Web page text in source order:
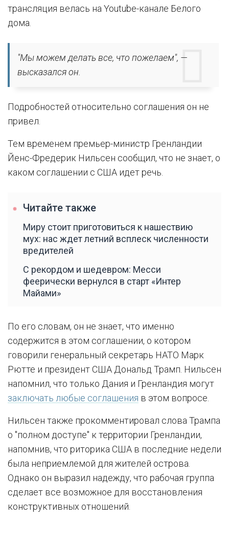
трансляция велась на Youtube-канале Белого
дома.
"Мы можем делать все, что пожелаем", —
высказался он.
Подробностей относительно соглашения он не
привел.
Тем временем премьер-министр Гренландии
Йенс-Фредерик Нильсен сообщил, что не знает, о
каком соглашении с США идет речь.
Читайте также
Миру стоит приготовиться к нашествию
мух: нас ждет летний всплеск численности
вредителей
С рекордом и шедевром: Месси
феерически вернулся в старт «Интер
Майами»
По его словам, он не знает, что именно
содержится в этом соглашении, о котором
говорили генеральный секретарь НАТО Марк
Рютте и президент США Дональд Трамп. Нильсен
напомнил, что только Дания и Гренландия могут
заключать любые соглашения в этом вопросе.
Нильсен также прокомментировал слова Трампа
о "полном доступе" к территории Гренландии,
напомнив, что риторика США в последние недели
была неприемлемой для жителей острова.
Однако он выразил надежду, что рабочая группа
сделает все возможное для восстановления
конструктивных отношений.